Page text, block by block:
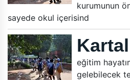
kurumunun
sayede okul içerisind
eğitim
gelebilecek